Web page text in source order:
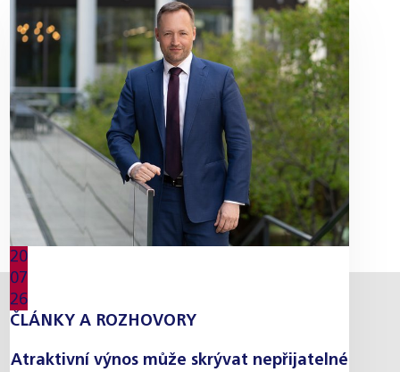
20
07
26
ČLÁNKY A ROZHOVORY
Atraktivní výnos může skrývat nepřijatelné